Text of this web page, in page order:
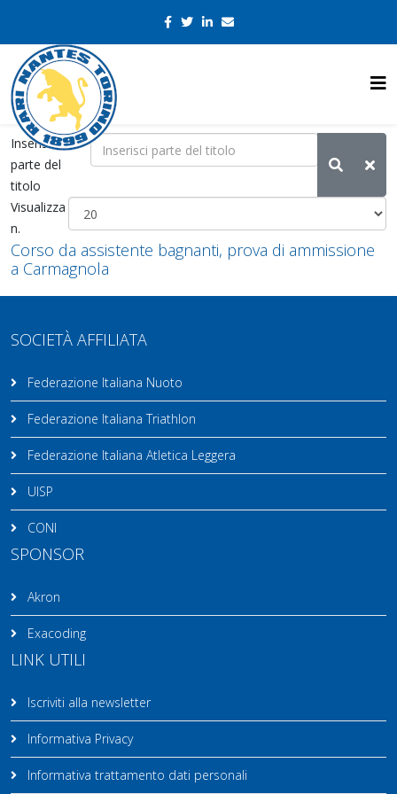
Inserisci
parte del
titolo
Visualizza
n.
Corso da assistente bagnanti, prova di ammissione
a Carmagnola
SOCIETÀ AFFILIATA
Federazione Italiana Nuoto
Federazione Italiana Triathlon
Federazione Italiana Atletica Leggera
UISP
CONI
SPONSOR
Akron
Exacoding
LINK UTILI
Iscriviti alla newsletter
Informativa Privacy
Informativa trattamento dati personali